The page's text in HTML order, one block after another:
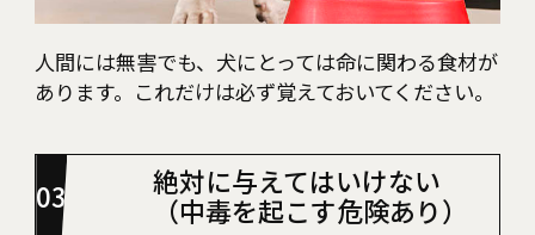
人間には無害でも、犬にとっては命に関わる食材が
あります。これだけは必ず覚えておいてください。
絶対に与えてはいけない
（中毒を起こす危険あり）